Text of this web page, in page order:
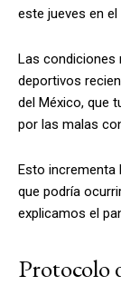
este jueves en
Las condiciones
deportivos
del México, que
por las malas
Esto incrementa
que podría
explicamos el
Protocolo